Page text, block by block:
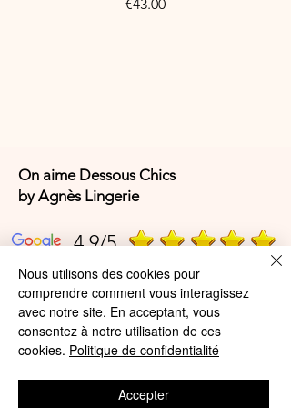
Référence fabricant : 1H2720
€43.00
On aime Dessous Chics
by Agnès Lingerie
4,9/5
4,9/5
Nous utilisons des cookies pour
comprendre comment vous interagissez
avec notre site. En acceptant, vous
consentez à notre utilisation de ces
cookies. Politique de confidentialité
Accepter